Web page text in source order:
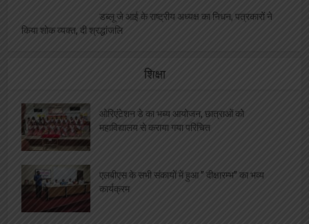
डब्लू जे आई के राष्ट्रीय अध्यक्ष का निधन, पत्रकारों ने
किया शोक व्यक्त, दी श्रद्धांजलि
शिक्षा
ओरिएंटेशन डे का भब्य आयोजन, छात्राओं को
महाविद्यालय से कराया गया परिचित
एलबीएस के सभी संकायों में हुआ ” दीक्षारम्भ” का भव्य
कार्यक्रम